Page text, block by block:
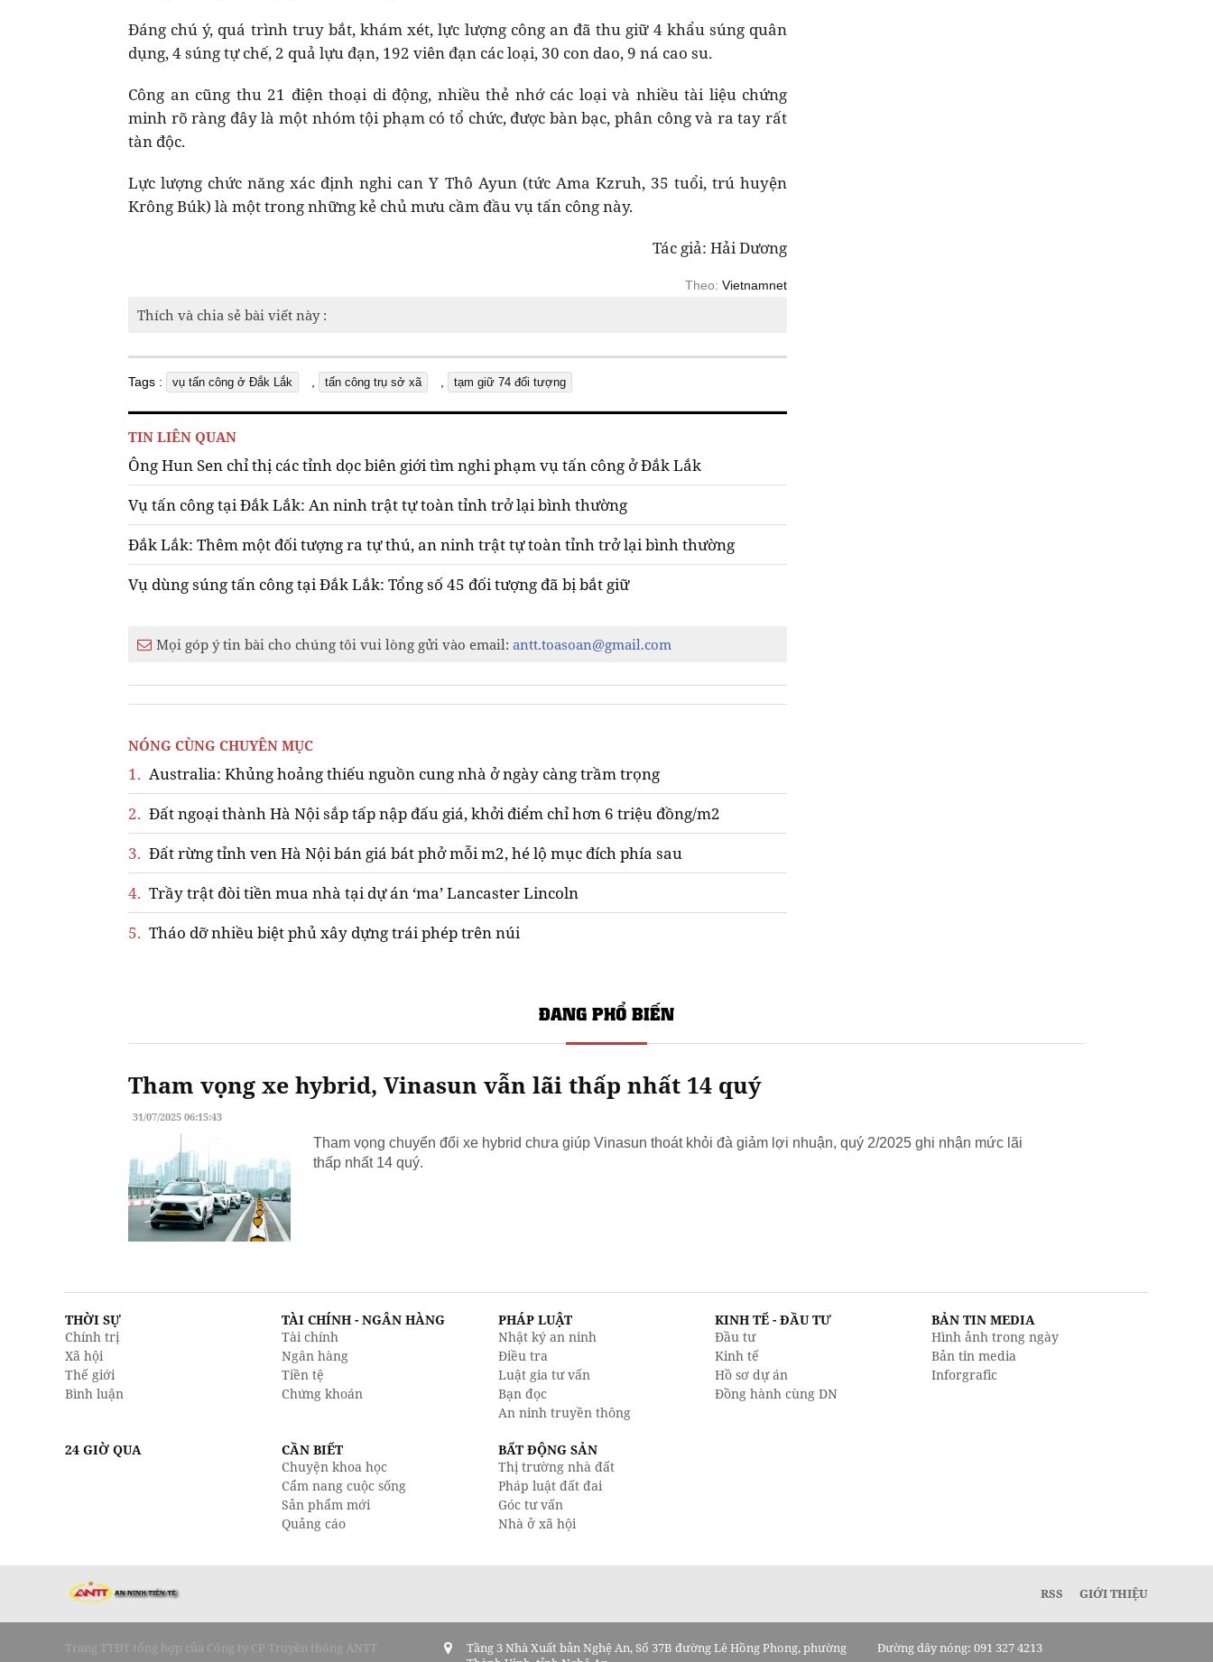
Đáng chú ý, quá trình truy bắt, khám xét, lực lượng công an đã thu giữ 4 khẩu súng quân
dụng, 4 súng tự chế, 2 quả lựu đạn, 192 viên đạn các loại, 30 con dao, 9 ná cao su.
Công an cũng thu 21 điện thoại di động, nhiều thẻ nhớ các loại và nhiều tài liệu chứng
minh rõ ràng đây là một nhóm tội phạm có tổ chức, được bàn bạc, phân công và ra tay rất
tàn độc.
Lực lượng chức năng xác định nghi can Y Thô Ayun (tức Ama Kzruh, 35 tuổi, trú huyện
Krông Búk) là một trong những kẻ chủ mưu cầm đầu vụ tấn công này.
Tác giả: Hải Dương
Theo: Vietnamnet
Thích và chia sẻ bài viết này :
Tags : vụ tấn công ở Đắk Lắk tấn công trụ sở xã tạm giữ 74 đối tượng
TIN LIÊN QUAN
Ông Hun Sen chỉ thị các tỉnh dọc biên giới tìm nghi phạm vụ tấn công ở Đắk Lắk
Vụ tấn công tại Đắk Lắk: An ninh trật tự toàn tỉnh trở lại bình thường
Đắk Lắk: Thêm một đối tượng ra tự thú, an ninh trật tự toàn tỉnh trở lại bình thường
Vụ dùng súng tấn công tại Đắk Lắk: Tổng số 45 đối tượng đã bị bắt giữ
Mọi góp ý tin bài cho chúng tôi vui lòng gửi vào email: antt.toasoan@gmail.com
NÓNG CÙNG CHUYÊN MỤC
1. Australia: Khủng hoảng thiếu nguồn cung nhà ở ngày càng trầm trọng
2. Đất ngoại thành Hà Nội sắp tấp nập đấu giá, khởi điểm chỉ hơn 6 triệu đồng/m2
3. Đất rừng tỉnh ven Hà Nội bán giá bát phở mỗi m2, hé lộ mục đích phía sau
4. Trầy trật đòi tiền mua nhà tại dự án ‘ma’ Lancaster Lincoln
5. Tháo dỡ nhiều biệt phủ xây dựng trái phép trên núi
ĐANG PHỔ BIẾN
Tham vọng xe hybrid, Vinasun vẫn lãi thấp nhất 14 quý
31/07/2025 06:15:43
Tham vọng chuyển đổi xe hybrid chưa giúp Vinasun thoát khỏi đà giảm lợi nhuận, quý 2/2025 ghi nhận mức lãi
thấp nhất 14 quý.
THỜI SỰ
Chính trị
Xã hội
Thế giới
Bình luận
TÀI CHÍNH - NGÂN HÀNG
Tài chính
Ngân hàng
Tiền tệ
Chứng khoán
PHÁP LUẬT
Nhật ký an ninh
Điều tra
Luật gia tư vấn
Bạn đọc
An ninh truyền thông
KINH TẾ - ĐẦU TƯ
Đầu tư
Kinh tế
Hồ sơ dự án
Đồng hành cùng DN
BẢN TIN MEDIA
Hình ảnh trong ngày
Bản tin media
Inforgrafic
24 GIỜ QUA
CẦN BIẾT
Chuyện khoa học
Cẩm nang cuộc sống
Sản phẩm mới
Quảng cáo
BẤT ĐỘNG SẢN
Thị trường nhà đất
Pháp luật đất đai
Góc tư vấn
Nhà ở xã hội
RSS GIỚI THIỆU
Trang TTĐT tổng hợp của Công ty CP Truyền thông ANTT
Đường dây nóng: 091 327 4213
Tầng 3 Nhà Xuất bản Nghệ An, Số 37B đường Lê Hồng Phong, phường